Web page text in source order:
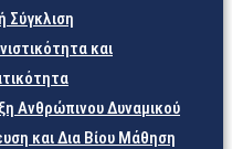
Σύγκλιση
και
Ανθρώπινου Δυναμικού
και Δια Βίου Μάθηση